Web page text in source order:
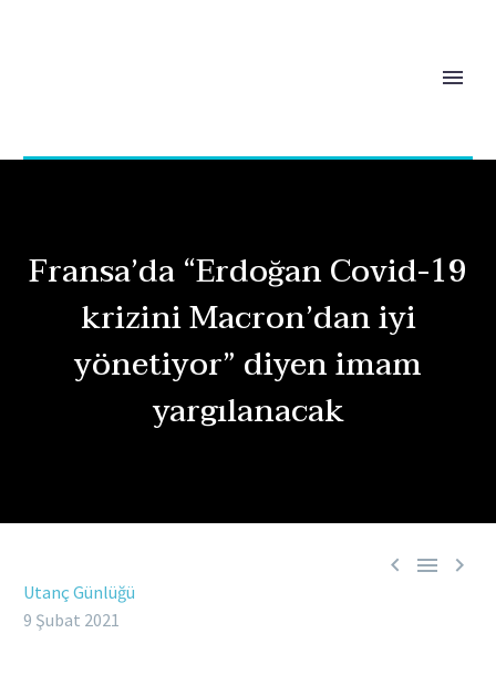
Fransa’da “Erdoğan Covid-19
krizini Macron’dan iyi
yönetiyor” diyen imam
yargılanacak
  
Utanç Günlüğü
9 Şubat 2021